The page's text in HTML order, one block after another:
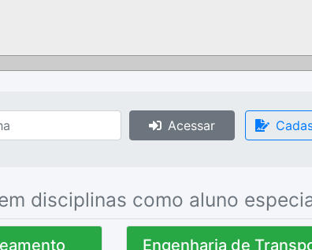
Acessar
disciplinas como aluno
Engenharia de